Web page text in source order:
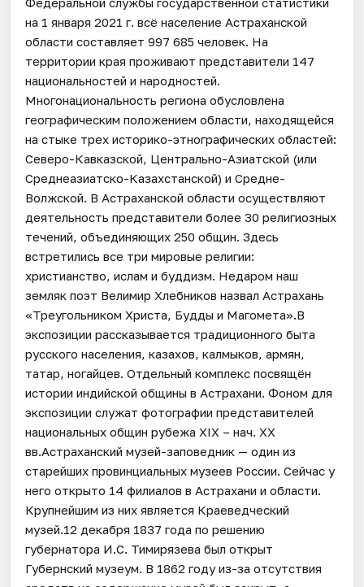
на 1 января 2021 г. всё население Астраханской
области составляет 997 685 человек. На
территории края проживают представители 147
национальностей и народностей.
Многонациональность региона обусловлена
географическим положением области, находящейся
на стыке трех историко-этнографических областей:
Северо-Кавказской, Центрально-Азиатской (или
Среднеазиатско-Казахстанской) и Средне-
Волжской. В Астраханской области осуществляют
деятельность представители более 30 религиозных
течений, объединяющих 250 общин. Здесь
встретились все три мировые религии:
христианство, ислам и буддизм. Недаром наш
земляк поэт Велимир Хлебников назвал Астрахань
«Треугольником Христа, Будды и Магомета».В
экспозиции рассказывается традиционного быта
русского населения, казахов, калмыков, армян,
татар, ногайцев. Отдельный комплекс посвящён
истории индийской общины в Астрахани. Фоном для
экспозиции служат фотографии представителей
национальных общин рубежа XIX – нач. XX
вв.Астраханский музей-заповедник — один из
старейших провинциальных музеев России. Сейчас у
него открыто 14 филиалов в Астрахани и области.
Крупнейшим из них является Краеведческий
музей.12 декабря 1837 года по решению
губернатора И.С. Тимирязева был открыт
Губернский музеум. В 1862 году из-за отсутствия